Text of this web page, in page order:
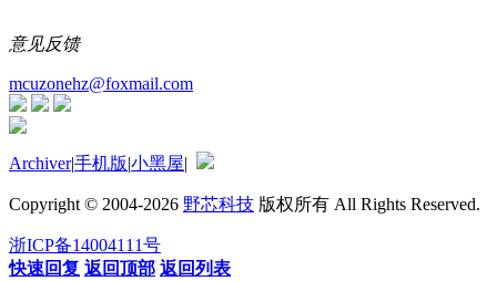
意见反馈
mcuzonehz@foxmail.com
Archiver|手机版|小黑屋|
Copyright © 2004-2026 野芯科技 版权所有 All Rights Reserved.
浙ICP备14004111号
快速回复 返回顶部 返回列表